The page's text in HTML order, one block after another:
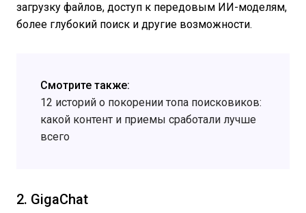
загрузку файлов, доступ к передовым ИИ-моделям,
более глубокий поиск и другие возможности.
Смотрите также:
12 историй о покорении топа поисковиков:
какой контент и приемы сработали лучше
всего
2. GigaChat